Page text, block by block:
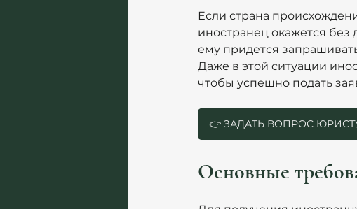
Если страна
иностранец окажется без
ему придется
Даже в этой ситуации
чтобы успешно подать
👉 ЗАДАТЬ ВОПРОС
Основные